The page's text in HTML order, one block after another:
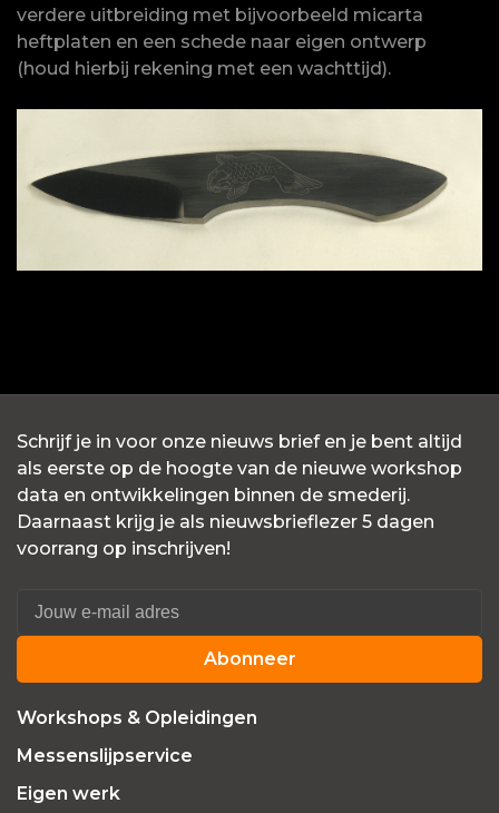
verdere uitbreiding met bijvoorbeeld micarta
heftplaten en een schede naar eigen ontwerp
(houd hierbij rekening met een wachttijd).
Schrijf je in voor onze nieuws brief en je bent altijd
als eerste op de hoogte van de nieuwe workshop
data en ontwikkelingen binnen de smederij.
Daarnaast krijg je als nieuwsbrieflezer 5 dagen
voorrang op inschrijven!
Abonneer
Workshops & Opleidingen
Messenslijpservice
Eigen werk